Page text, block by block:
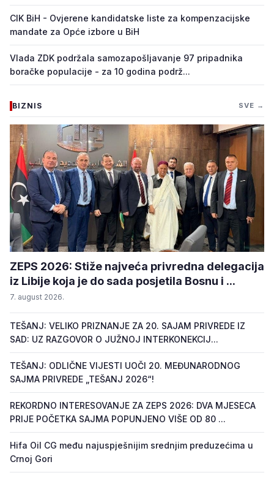
CIK BiH - Ovjerene kandidatske liste za kompenzacijske
mandate za Opće izbore u BiH
Vlada ZDK podržala samozapošljavanje 97 pripadnika
boračke populacije - za 10 godina podrž...
BIZNIS SVE →
ZEPS 2026: Stiže najveća privredna delegacija
iz Libije koja je do sada posjetila Bosnu i ...
7. august 2026.
TEŠANJ: VELIKO PRIZNANJE ZA 20. SAJAM PRIVREDE IZ
SAD: UZ RAZGOVOR O JUŽNOJ INTERKONEKCIJ...
TEŠANJ: ODLIČNE VIJESTI UOČI 20. MEĐUNARODNOG
SAJMA PRIVREDE „TEŠANJ 2026“!
REKORDNO INTERESOVANJE ZA ZEPS 2026: DVA MJESECA
PRIJE POČETKA SAJMA POPUNJENO VIŠE OD 80 ...
Hifa Oil CG među najuspješnijim srednjim preduzećima u
Crnoj Gori